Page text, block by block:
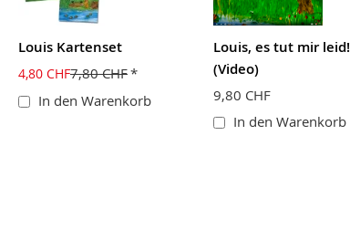
Louis Kartenset
4,80 CHF7,80 CHF
In den Warenkorb
Louis, es tut mir leid!
(Video)
9,80 CHF
In den Warenkorb